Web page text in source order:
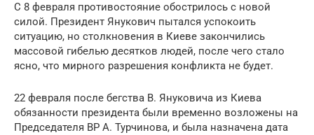
С 8 февраля противостояние обострилось с новой
силой. Президент Янукович пытался успокоить
ситуацию, но столкновения в Киеве закончились
массовой гибелью десятков людей, после чего стало
ясно, что мирного разрешения конфликта не будет.
22 февраля после бегства В. Януковича из Киева
обязанности президента были временно возложены на
Председателя ВР А. Турчинова, и была назначена дата